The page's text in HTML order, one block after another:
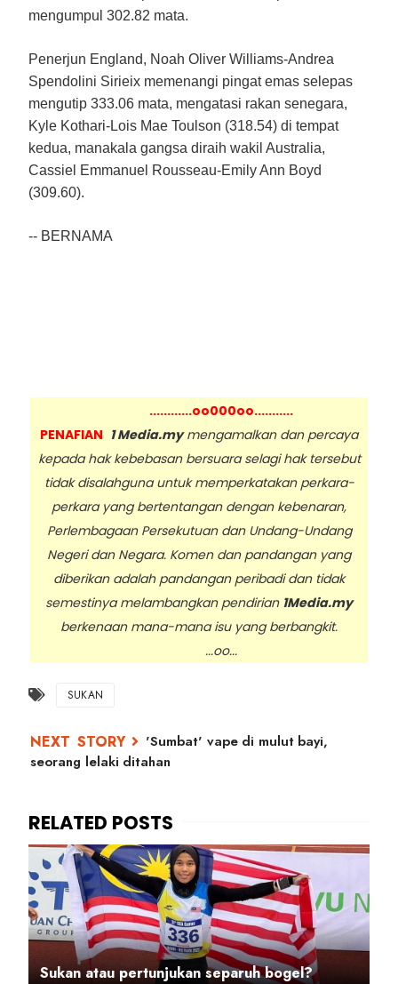
mengumpul 302.82 mata.
Penerjun England, Noah Oliver Williams-Andrea
Spendolini Sirieix memenangi pingat emas selepas
mengutip 333.06 mata, mengatasi rakan senegara,
Kyle Kothari-Lois Mae Toulson (318.54) di tempat
kedua, manakala gangsa diraih wakil Australia,
Cassiel Emmanuel Rousseau-Emily Ann Boyd
(309.60).
-- BERNAMA
............oo000oo...........
PENAFIAN 1 Media.mymengamalkan dan percaya
kepada hak kebebasan bersuara selagi hak tersebut
tidak disalahguna untuk memperkatakan perkara-
perkara yang bertentangan dengan kebenaran,
Perlembagaan Persekutuan dan Undang-Undang
Negeri dan Negara. Komen dan pandangan yang
diberikan adalah pandangan peribadi dan tidak
semestinya melambangkan pendirian 1Media.my
berkenaan mana-mana isu yang berbangkit.
...oo...
SUKAN
'Sumbat' vape di mulut bayi,
seorang lelaki ditahan
Sukan atau pertunjukan separuh bogel?